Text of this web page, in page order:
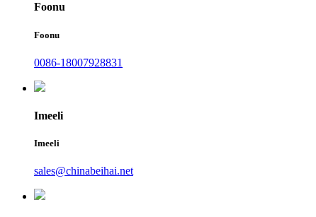
Foonu
Foonu
0086-18007928831
Imeeli
Imeeli
sales@chinabeihai.net